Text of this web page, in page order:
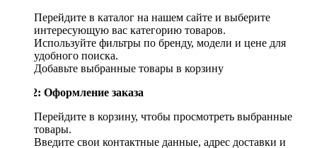
Перейдите в каталог на нашем сайте и выберите
интересующую вас категорию товаров.
Используйте фильтры по бренду, модели и цене для
удобного поиска.
Добавьте выбранные товары в корзину
Шаг 2: Оформление заказа
Перейдите в корзину, чтобы просмотреть выбранные
товары.
Введите свои контактные данные, адрес доставки и